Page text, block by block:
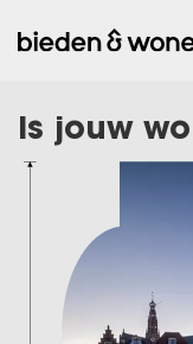
Is jouw